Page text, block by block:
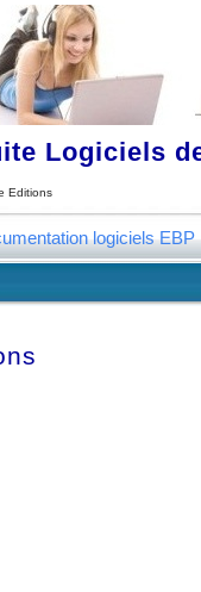
Logiciels
Editions
logiciels EBP